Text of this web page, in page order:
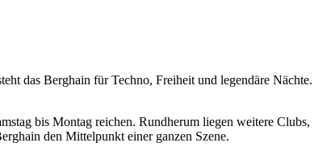
das Berghain für Techno, Freiheit und legendäre Nächte.
bis Montag reichen. Rundherum liegen weitere Clubs,
den Mittelpunkt einer ganzen Szene.